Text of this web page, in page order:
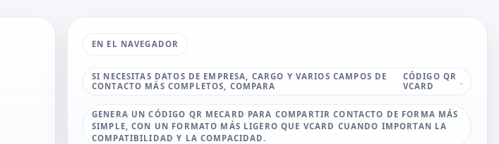
EN EL NAVEGADOR
SI NECESITAS DATOS DE EMPRESA, CARGO Y VARIOS CAMPOS DE
CONTACTO MÁS COMPLETOS, COMPARA
CÓDIGO QR
VCARD
.
GENERA UN CÓDIGO QR MECARD PARA COMPARTIR CONTACTO DE FORMA MÁS
SIMPLE, CON UN FORMATO MÁS LIGERO QUE VCARD CUANDO IMPORTAN LA
COMPATIBILIDAD Y LA COMPACIDAD.